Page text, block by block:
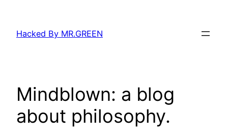
springen
Hacked By MR.GREEN
Mindblown: a blog
about philosophy.